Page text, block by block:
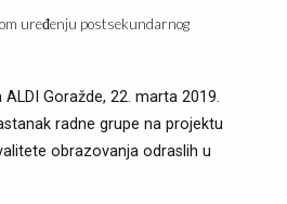
uređenju postsekundarnog
Goražde, 22. marta 2019.
radne grupe na projektu
obrazovanja odraslih u